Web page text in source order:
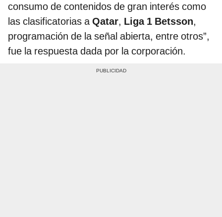
consumo de contenidos de gran interés como
las clasificatorias aQatar, Liga 1 Betsson,
programación de la señal abierta, entre otros”,
fue la respuesta dada por la corporación.